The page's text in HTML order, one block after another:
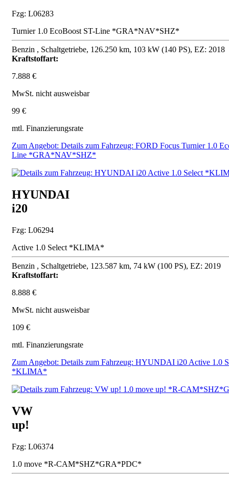
Fzg: L06283
Turnier 1.0 EcoBoost ST-Line *GRA*NAV*SHZ*
Benzin , Schaltgetriebe, 126.250 km, 103 kW (140 PS), EZ: 2018
Kraftstoffart:
7.888 €
MwSt. nicht ausweisbar
99 €
mtl. Finanzierungsrate
Zum Angebot: Details zum Fahrzeug: FORD Focus Turnier 1.0
Line *GRA*NAV*SHZ*
HYUNDAI
i20
Fzg: L06294
Active 1.0 Select *KLIMA*
Benzin , Schaltgetriebe, 123.587 km, 74 kW (100 PS), EZ: 2019
Kraftstoffart:
8.888 €
MwSt. nicht ausweisbar
109 €
mtl. Finanzierungsrate
Zum Angebot: Details zum Fahrzeug: HYUNDAI i20 Active 1.0
*KLIMA*
VW
up!
Fzg: L06374
1.0 move *R-CAM*SHZ*GRA*PDC*